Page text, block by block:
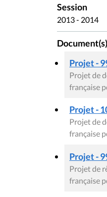
Session
2013 - 2014
Projet -
Projet de
française
Projet -
Projet de
française
Projet -
Projet de
française